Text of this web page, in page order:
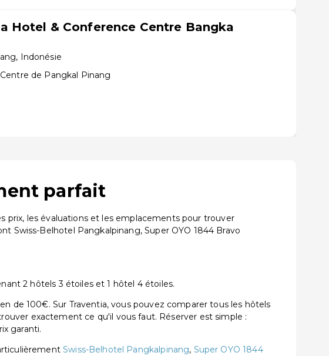
Hotel & Conference Centre Bangka
, Indonésie
de Pangkal Pinang
parfait
prix, les évaluations et les emplacements pour trouver
Swiss-Belhotel Pangkalpinang, Super OYO 1844 Bravo
2 hôtels 3 étoiles et 1 hôtel 4 étoiles.
de 100€. Sur Traventia, vous pouvez comparer tous les hôtels
exactement ce qu'il vous faut. Réserver est simple :
garanti.
Swiss-Belhotel Pangkalpinang, Super OYO 1844